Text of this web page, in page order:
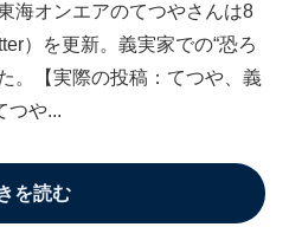
海オンエアのてつやさんは8
）を更新。義実家での“恐ろ
。【実際の投稿：てつや、義
つや...
を読む